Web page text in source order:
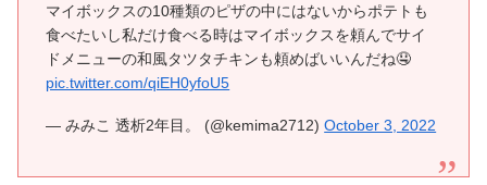
マイボックスの10種類のピザの中にはないからポテトも
食べたいし私だけ食べる時はマイボックスを頼んでサイ
ドメニューの和風タツタチキンも頼めばいいんだね🤤
pic.twitter.com/qiEH0yfoU5
— みみこ 透析2年目。 (@kemima2712)October 3, 2022